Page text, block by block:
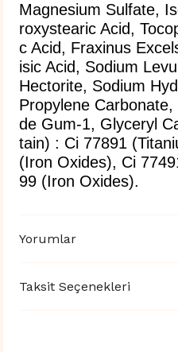
Magnesium Sulfate,
roxystearic Acid,
c Acid, Fraxinus
isic Acid, Sodium
Hectorite, Sodium
Propylene
de Gum-1, Glyceryl
tain) : Ci 77891
(Iron Oxides), Ci
99 (Iron Oxides).
Yorumlar
Taksit Seçenekleri